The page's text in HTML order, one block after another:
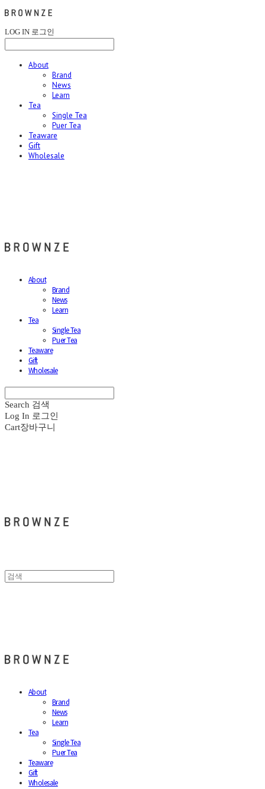
LOG IN 로그인
About
Brand
News
Learn
Tea
Single Tea
Puer Tea
Teaware
Gift
Wholesale
About
Brand
News
Learn
Tea
Single Tea
Puer Tea
Teaware
Gift
Wholesale
Search 검색
Log In 로그인
Cart장바구니
About
Brand
News
Learn
Tea
Single Tea
Puer Tea
Teaware
Gift
Wholesale